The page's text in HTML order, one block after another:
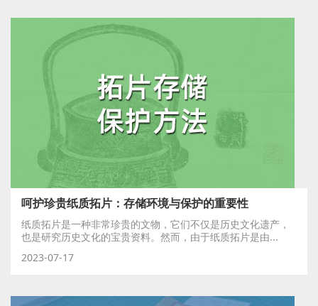
呵护珍贵纸质拓片：存储环境与保护的重要性
纸质拓片是一种非常珍贵的文物，它们不仅是历史文化遗产，
也是研究历史文化的宝贵资料。然而，由于纸质拓片是由...
2023-07-17